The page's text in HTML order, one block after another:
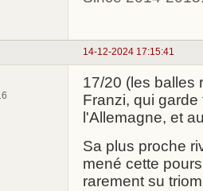
14-12-2024 17:15:41
17/20 (les balles
Franzi, qui
l'Allemagne, et
Sa plus proche
mené cette
rarement su